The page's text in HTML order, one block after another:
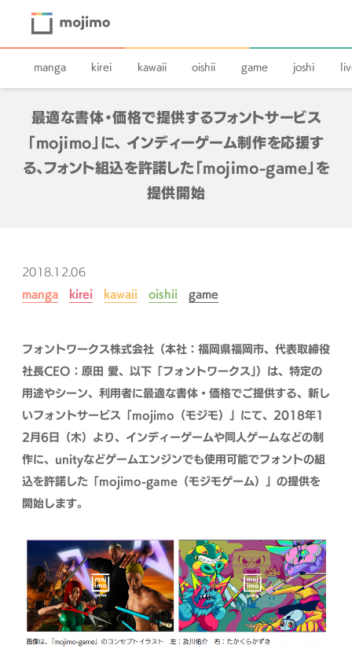
manga kirei kawaii oishii game joshi
最適な書体・価格で提供するフォントサービス
「mojimo」に、 インディーゲーム制作を応援す
る、フォント組込を許諾した「mojimo-game」を
提供開始
2018.12.06
manga
kirei kawaii oishii game
フォントワークス株式会社（本社：福岡県福岡市、代表取締役
社長CEO：原田 愛、以下「フォントワークス」）は、特定の
用途やシーン、利用者に最適な書体・価格でご提供する、新し
いフォントサービス「mojimo（モジモ）」にて、2018年1
2月6日（木）より、インディーゲームや同人ゲームなどの制
作に、unityなどゲームエンジンでも使用可能でフォントの組
込を許諾した「mojimo-game（モジモゲーム）」 の提供を
開始します。